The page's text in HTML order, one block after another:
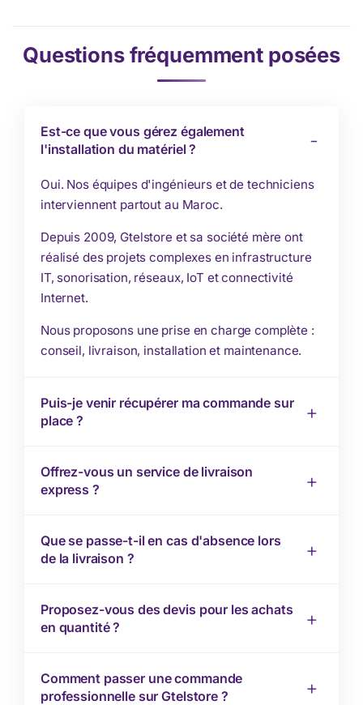
Questions fréquemment posées
Est-ce que vous gérez également
l'installation du matériel ?
Oui. Nos équipes d'ingénieurs et de techniciens
interviennent partout au Maroc.
Depuis 2009, Gtelstore et sa société mère ont
réalisé des projets complexes en infrastructure
IT, sonorisation, réseaux, IoT et connectivité
Internet.
Nous proposons une prise en charge complète :
conseil, livraison, installation et maintenance.
Puis-je venir récupérer ma commande sur
place ?
Offrez-vous un service de livraison
express ?
Que se passe-t-il en cas d'absence lors
de la livraison ?
Proposez-vous des devis pour les achats
en quantité ?
Comment passer une commande
professionnelle sur Gtelstore ?